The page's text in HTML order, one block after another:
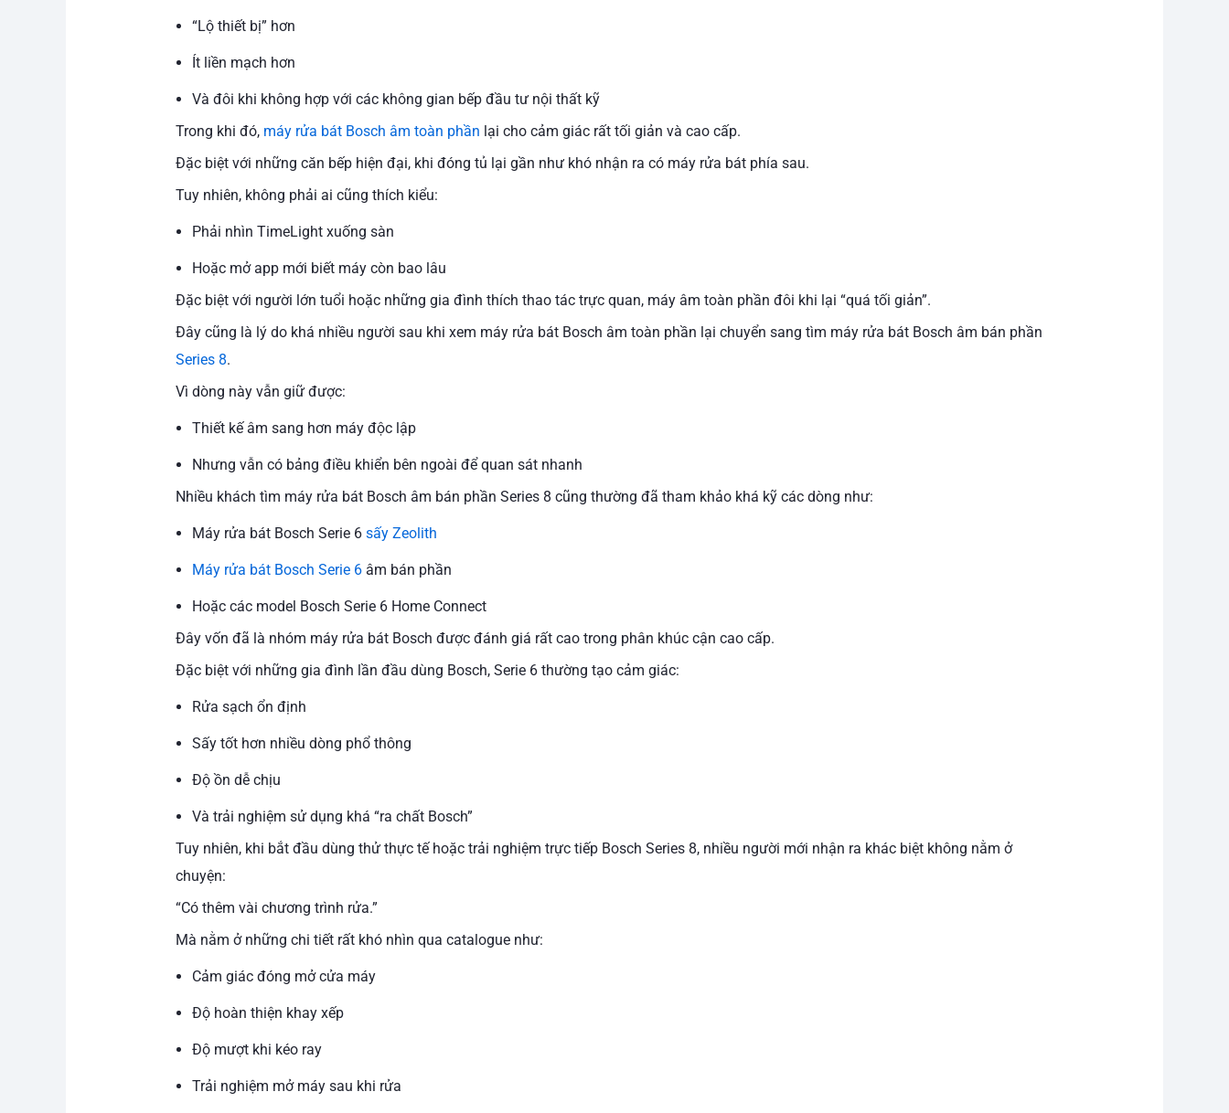
“Lộ thiết bị” hơn
Ít liền mạch hơn
Và đôi khi không hợp với các không gian bếp đầu tư nội thất kỹ
Trong khi đó, máy rửa bát Bosch âm toàn phần lại cho cảm giác rất tối giản và cao cấp.
Đặc biệt với những căn bếp hiện đại, khi đóng tủ lại gần như khó nhận ra có máy rửa bát phía sau.
Tuy nhiên, không phải ai cũng thích kiểu:
Phải nhìn TimeLight xuống sàn
Hoặc mở app mới biết máy còn bao lâu
Đặc biệt với người lớn tuổi hoặc những gia đình thích thao tác trực quan, máy âm toàn phần đôi khi lại “quá tối giản”.
Đây cũng là lý do khá nhiều người sau khi xem máy rửa bát Bosch âm toàn phần lại chuyển sang tìm máy rửa bát Bosch âm bán phần
Series 8.
Vì dòng này vẫn giữ được:
Thiết kế âm sang hơn máy độc lập
Nhưng vẫn có bảng điều khiển bên ngoài để quan sát nhanh
Nhiều khách tìm máy rửa bát Bosch âm bán phần Series 8 cũng thường đã tham khảo khá kỹ các dòng như:
Máy rửa bát Bosch Serie 6 sấy Zeolith
Máy rửa bát Bosch Serie 6 âm bán phần
Hoặc các model Bosch Serie 6 Home Connect
Đây vốn đã là nhóm máy rửa bát Bosch được đánh giá rất cao trong phân khúc cận cao cấp.
Đặc biệt với những gia đình lần đầu dùng Bosch, Serie 6 thường tạo cảm giác:
Rửa sạch ổn định
Sấy tốt hơn nhiều dòng phổ thông
Độ ồn dễ chịu
Và trải nghiệm sử dụng khá “ra chất Bosch”
Tuy nhiên, khi bắt đầu dùng thử thực tế hoặc trải nghiệm trực tiếp Bosch Series 8, nhiều người mới nhận ra khác biệt không nằm ở
chuyện:
“Có thêm vài chương trình rửa.”
Mà nằm ở những chi tiết rất khó nhìn qua catalogue như:
Cảm giác đóng mở cửa máy
Độ hoàn thiện khay xếp
Độ mượt khi kéo ray
Trải nghiệm mở máy sau khi rửa